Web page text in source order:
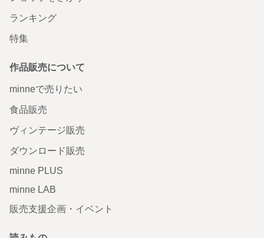
ランキング
特集
作品販売について
minneで売りたい
食品販売
ヴィンテージ販売
ダウンロード販売
minne PLUS
minne LAB
販売支援企画・イベント